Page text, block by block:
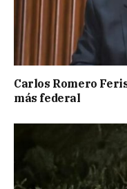
Carlos Romero
más federal